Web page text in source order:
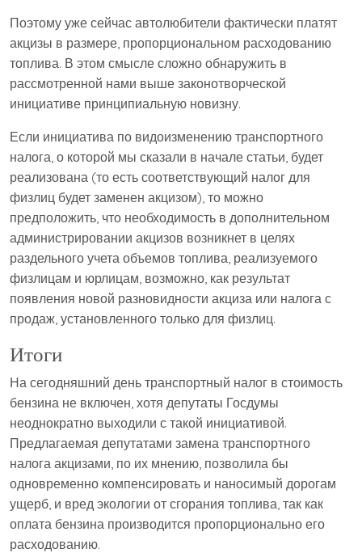
Поэтому уже сейчас автолюбители фактически платят
акцизы в размере, пропорциональном расходованию
топлива. В этом смысле сложно обнаружить в
рассмотренной нами выше законотворческой
инициативе принципиальную новизну.
Если инициатива по видоизменению транспортного
налога, о которой мы сказали в начале статьи, будет
реализована (то есть соответствующий налог для
физлиц будет заменен акцизом), то можно
предположить, что необходимость в дополнительном
администрировании акцизов возникнет в целях
раздельного учета объемов топлива, реализуемого
физлицам и юрлицам, возможно, как результат
появления новой разновидности акциза или налога с
продаж, установленного только для физлиц.
Итоги
На сегодняшний день транспортный налог в стоимость
бензина не включен, хотя депутаты Госдумы
неоднократно выходили с такой инициативой.
Предлагаемая депутатами замена транспортного
налога акцизами, по их мнению, позволила бы
одновременно компенсировать и наносимый дорогам
ущерб, и вред экологии от сгорания топлива, так как
оплата бензина производится пропорционально его
расходованию.